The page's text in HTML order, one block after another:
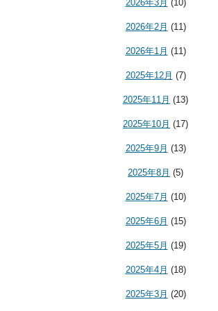
2026年3月 (10)
2026年2月 (11)
2026年1月 (11)
2025年12月 (7)
2025年11月 (13)
2025年10月 (17)
2025年9月 (13)
2025年8月 (5)
2025年7月 (10)
2025年6月 (15)
2025年5月 (19)
2025年4月 (18)
2025年3月 (20)